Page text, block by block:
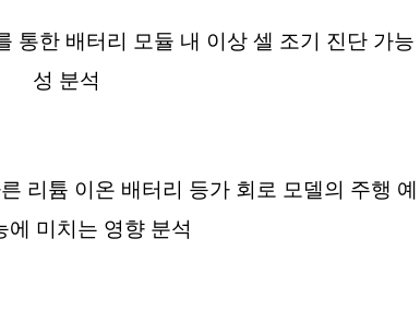
통한 배터리 모듈 내 이상 셀 조기 진단 가능
성 분석
리튬 이온 배터리 등가 회로 모델의 주행 예
에 미치는 영향 분석